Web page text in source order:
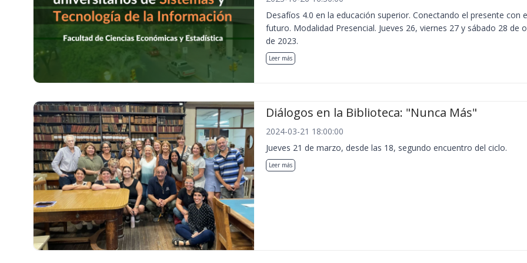
Desafíos 4.0 en la educación superior. Conectando el presente con
futuro. Modalidad Presencial. Jueves 26, viernes 27 y sábado 28 de
de 2023.
Leer más
Diálogos en la Biblioteca: "Nunca Más"
2024-03-21 18:00:00
Jueves 21 de marzo, desde las 18, segundo encuentro del ciclo.
Leer más